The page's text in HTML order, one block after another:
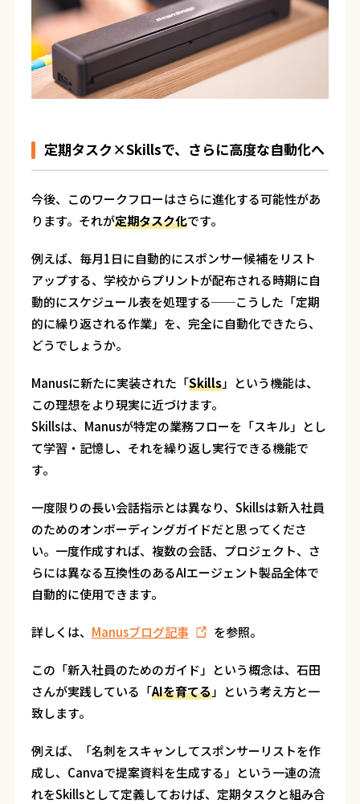
定期タスク×Skillsで、さらに高度な自動化へ
今後、このワークフローはさらに進化する可能性があ
ります。それが定期タスク化です。
例えば、毎月1日に自動的にスポンサー候補をリスト
アップする、学校からプリントが配布される時期に自
動的にスケジュール表を処理する──こうした「定期
的に繰り返される作業」を、完全に自動化できたら、
どうでしょうか。
Manusに新たに実装された「Skills」という機能は、
この理想をより現実に近づけます。
Skillsは、Manusが特定の業務フローを「スキル」とし
て学習・記憶し、それを繰り返し実行できる機能で
す。
一度限りの長い会話指示とは異なり、Skillsは新入社員
のためのオンボーディングガイドだと思ってくださ
い。一度作成すれば、複数の会話、プロジェクト、さ
らには異なる互換性のあるAIエージェント製品全体で
自動的に使用できます。
詳しくは、 Manusブログ記事 を参照。
この「新入社員のためのガイド」という概念は、石田
さんが実践している「AIを育てる」という考え方と一
致します。
例えば、「名刺をスキャンしてスポンサーリストを作
成し、Canvaで提案資料を生成する」という一連の流
れをSkillsとして定義しておけば、定期タスクと組み合